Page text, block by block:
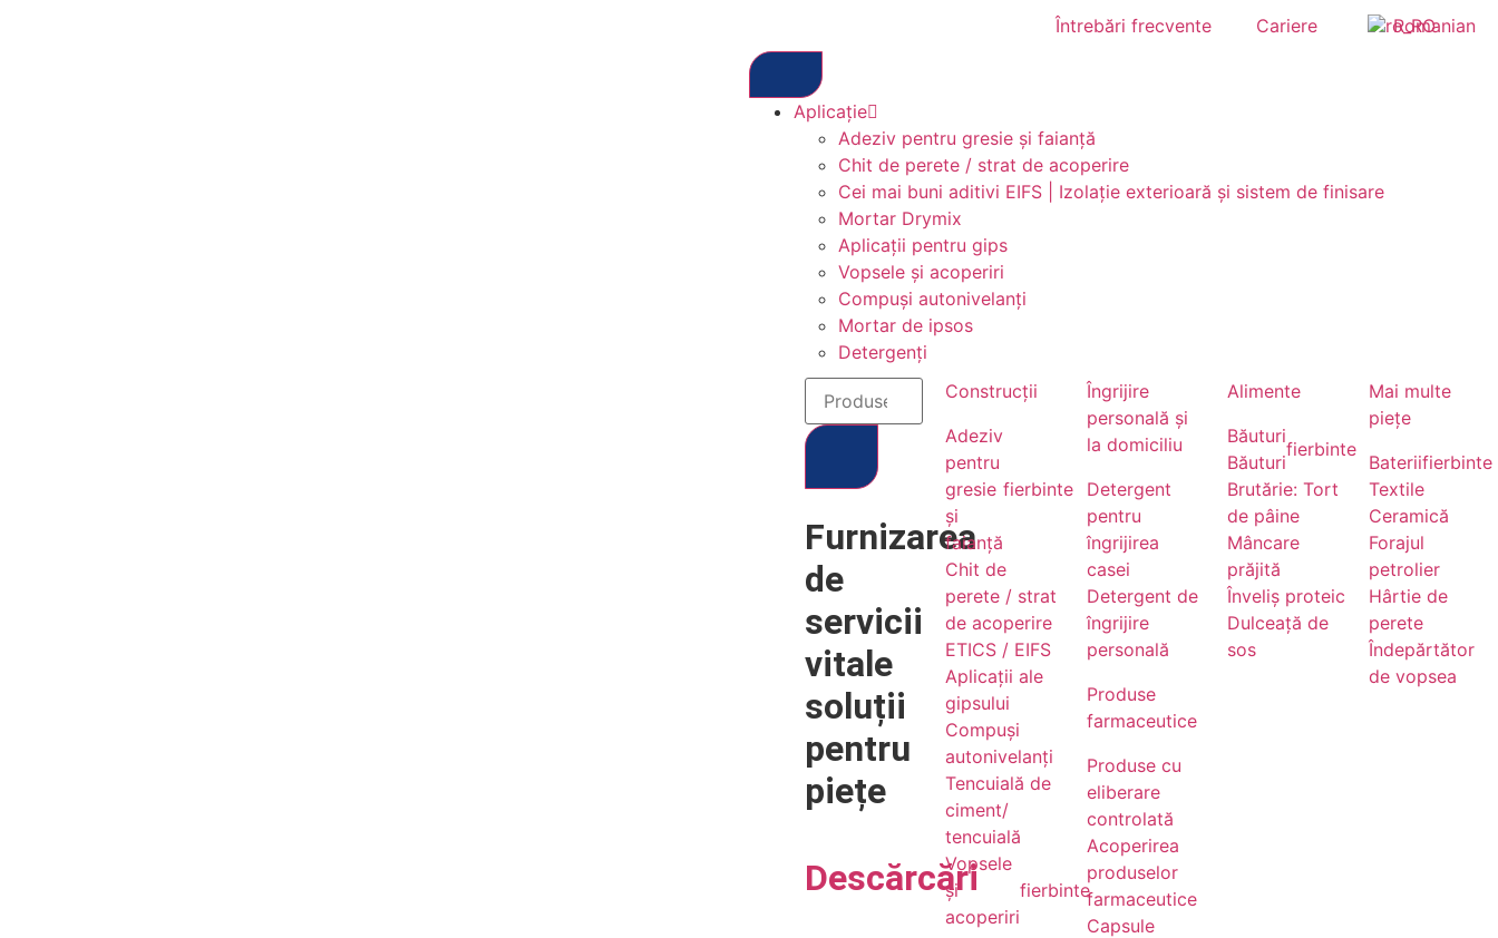
Întrebări frecvente Cariere Romanian
Aplicație
Adeziv pentru gresie și faianță
Chit de perete / strat de acoperire
Cei mai buni aditivi EIFS | Izolație exterioară și sistem de finisare
Mortar Drymix
Aplicații pentru gips
Vopsele și acoperiri
Compuși autonivelanți
Mortar de ipsos
Detergenți
Furnizarea
de
servicii
vitale
soluții
pentru
piețe
Descărcări
Construcții
Adeziv
pentru
gresie
și
faianță
fierbinte
Chit de
perete / strat
de acoperire
ETICS / EIFS
Aplicații ale
gipsului
Compuși
autonivelanți
Tencuială de
ciment/
tencuială
Vopsele
și
acoperiri
fierbinte
Îngrijire
personală și
la domiciliu
Detergent
pentru
îngrijirea
casei
Detergent de
îngrijire
personală
Produse
farmaceutice
Produse cu
eliberare
controlată
Acoperirea
produselor
farmaceutice
Capsule
Alimente
Băuturi
Băuturi
fierbinte
Brutărie: Tort
de pâine
Mâncare
prăjită
Înveliș proteic
Dulceață de
sos
Mai multe
piețe
Bateriifierbinte
Textile
Ceramică
Forajul
petrolier
Hârtie de
perete
Îndepărtător
de vopsea